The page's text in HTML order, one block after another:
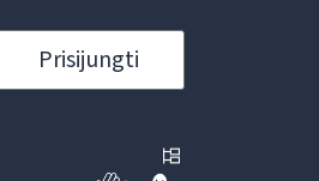
Prisijungti